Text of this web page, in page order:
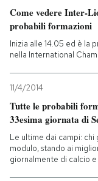
Come vedere Inter-
probabili formazioni
Inizia alle 14.05 ed è la
nella International
11/4/2014
Tutte le probabili
33esima giornata di
Le ultime dai campi: chi
modulo, stando ai
giornalmente di calcio